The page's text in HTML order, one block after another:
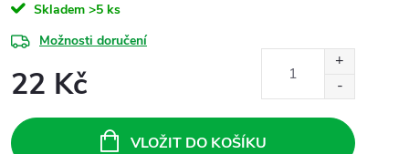
Skladem >5 ks
Možnosti doručení
22 Kč
cena:
VLOŽIT DO KOŠÍKU